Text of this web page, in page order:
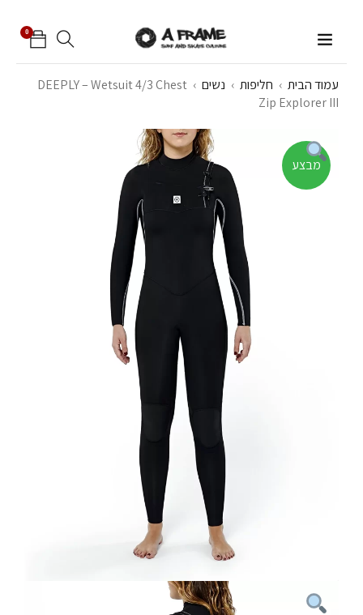
0
עמוד הבית › חליפות › נשים ›
DEEPLY – Wetsuit 4/3 Chest
Zip Explorer III
מבצע